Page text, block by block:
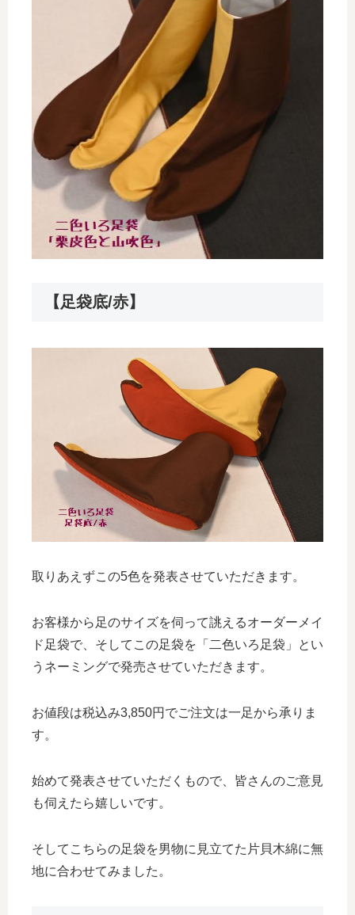
【足袋底/赤】
取りあえずこの5色を発表させていただきます。
お客様から足のサイズを伺って誂えるオーダーメイ
ド足袋で、そしてこの足袋を「二色いろ足袋」とい
うネーミングで発売させていただきます。
お値段は税込み3,850円でご注文は一足から承りま
す。
始めて発表させていただくもので、皆さんのご意見
も伺えたら嬉しいです。
そしてこちらの足袋を男物に見立てた片貝木綿に無
地に合わせてみました。